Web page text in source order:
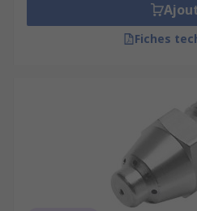
Fiches